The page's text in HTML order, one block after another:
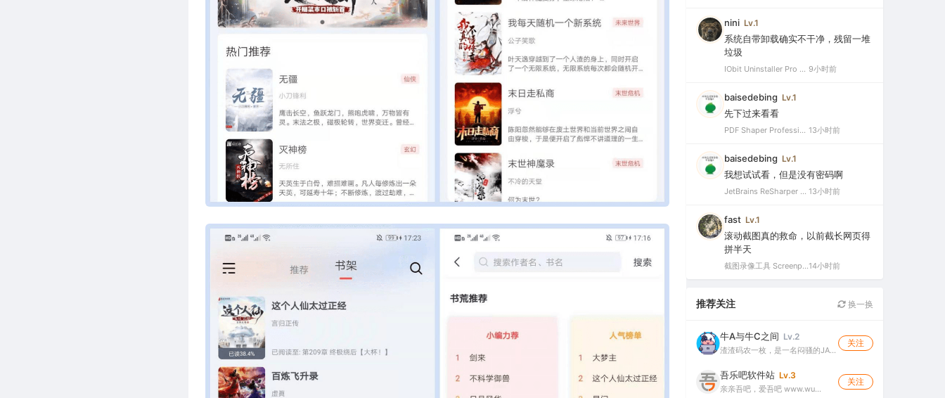
nini Lv.1
系统自带卸载确实不干净，残留一堆
垃圾
IObit Uninstaller Pro 15.5.0.11 绿色特别版（强大的软件卸载工具） 9小时前
baisedebing Lv.1
先下过来看看
PDF Shaper Professional 15.6 中文破解版（强大实用的全能PDF工具箱） 13小时前
baisedebing Lv.1
我想试试看，但是没有密码啊
JetBrains ReSharper 2021.2.1 Ultimate 官方最新破解版+注册机（VS最好用的插件，停止更新） 13小时前
fast Lv.1
滚动截图真的救命，以前截长网页得
拼半天
截图录像工具 Screenpresso Pro v2.2.12 多语便携版（截图录屏二合一的轻量工具）14小时前
推荐关注 换一换
牛A与牛C之间 Lv.2
渣渣码农一枚，是一名闷骚的JA…
关注
吾乐吧软件站 Lv.3
亲亲吾吧，爱吾吧 www.wu…
关注